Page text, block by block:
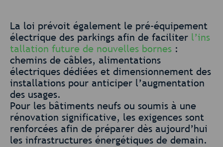
La loi prévoit également le pré-équipement
électrique des parkings afin de faciliter l’ins
tallation future de nouvelles bornes :
chemins de câbles, alimentations
électriques dédiées et dimensionnement des
installations pour anticiper l’augmentation
des usages.
Pour les bâtiments neufs ou soumis à une
rénovation significative, les exigences sont
renforcées afin de préparer dès aujourd’hui
les infrastructures énergétiques de demain.